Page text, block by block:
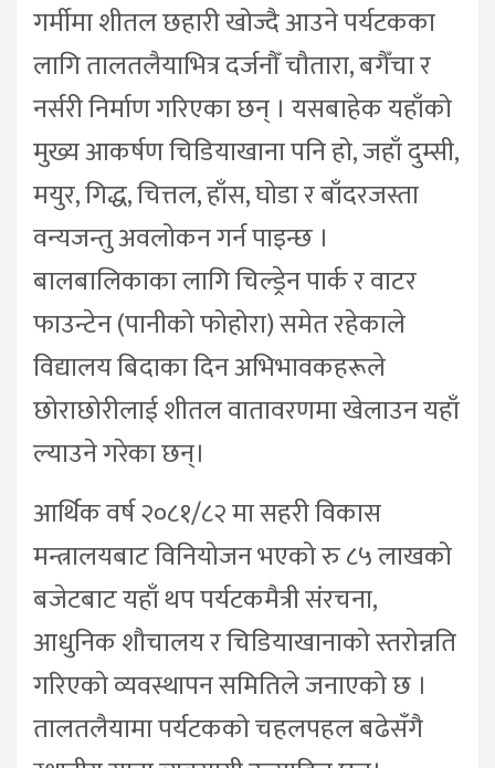
गर्मीमा शीतल छहारी खोज्दै आउने पर्यटकका
लागि तालतलैयाभित्र दर्जनौँ चौतारा, बगैँचा र
नर्सरी निर्माण गरिएका छन् । यसबाहेक यहाँको
मुख्य आकर्षण चिडियाखाना पनि हो, जहाँ दुम्सी,
मयुर, गिद्ध, चित्तल, हाँस, घोडा र बाँदरजस्ता
वन्यजन्तु अवलोकन गर्न पाइन्छ ।
बालबालिकाका लागि चिल्ड्रेन पार्क र वाटर
फाउन्टेन (पानीको फोहोरा) समेत रहेकाले
विद्यालय बिदाका दिन अभिभावकहरूले
छोराछोरीलाई शीतल वातावरणमा खेलाउन यहाँ
ल्याउने गरेका छन्।
आर्थिक वर्ष २०८१/८२ मा सहरी विकास
मन्त्रालयबाट विनियोजन भएको रु ८५ लाखको
बजेटबाट यहाँ थप पर्यटकमैत्री संरचना,
आधुनिक शौचालय र चिडियाखानाको स्तरोन्नति
गरिएको व्यवस्थापन समितिले जनाएको छ ।
तालतलैयामा पर्यटकको चहलपहल बढेसँगै